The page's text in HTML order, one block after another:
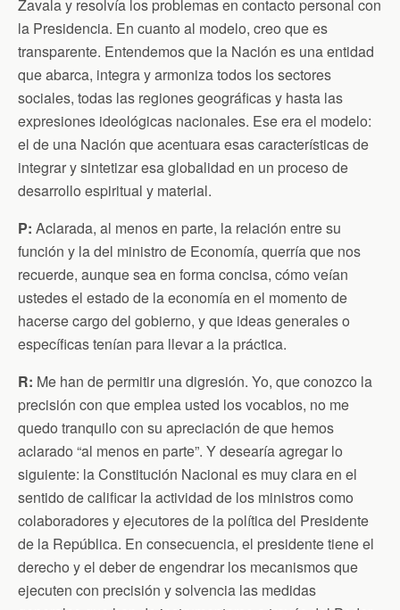
Zavala y resolvía los problemas en contacto personal con
la Presidencia. En cuanto al modelo, creo que es
transparente. Entendemos que la Nación es una entidad
que abarca, integra y armoniza todos los sectores
sociales, todas las regiones geográficas y hasta las
expresiones ideológicas nacionales. Ese era el modelo:
el de una Nación que acentuara esas características de
integrar y sintetizar esa globalidad en un proceso de
desarrollo espiritual y material.
P: Aclarada, al menos en parte, la relación entre su
función y la del ministro de Economía, querría que nos
recuerde, aunque sea en forma concisa, cómo veían
ustedes el estado de la economía en el momento de
hacerse cargo del gobierno, y que ideas generales o
específicas tenían para llevar a la práctica.
R: Me han de permitir una digresión. Yo, que conozco la
precisión con que emplea usted los vocablos, no me
quedo tranquilo con su apreciación de que hemos
aclarado “al menos en parte”. Y desearía agregar lo
siguiente: la Constitución Nacional es muy clara en el
sentido de calificar la actividad de los ministros como
colaboradores y ejecutores de la política del Presidente
de la República. En consecuencia, el presidente tiene el
derecho y el deber de engendrar los mecanismos que
ejecuten con precisión y solvencia las medidas